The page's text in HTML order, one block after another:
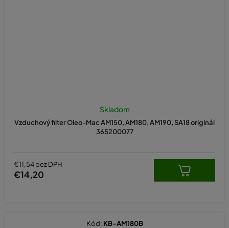
Vzduchový filter Oleo-Mac AM150, AM180, AM190, SA18 originál
365200077
Skladom
€11,54 bez DPH
€14,20
Kód: KB-AM180B